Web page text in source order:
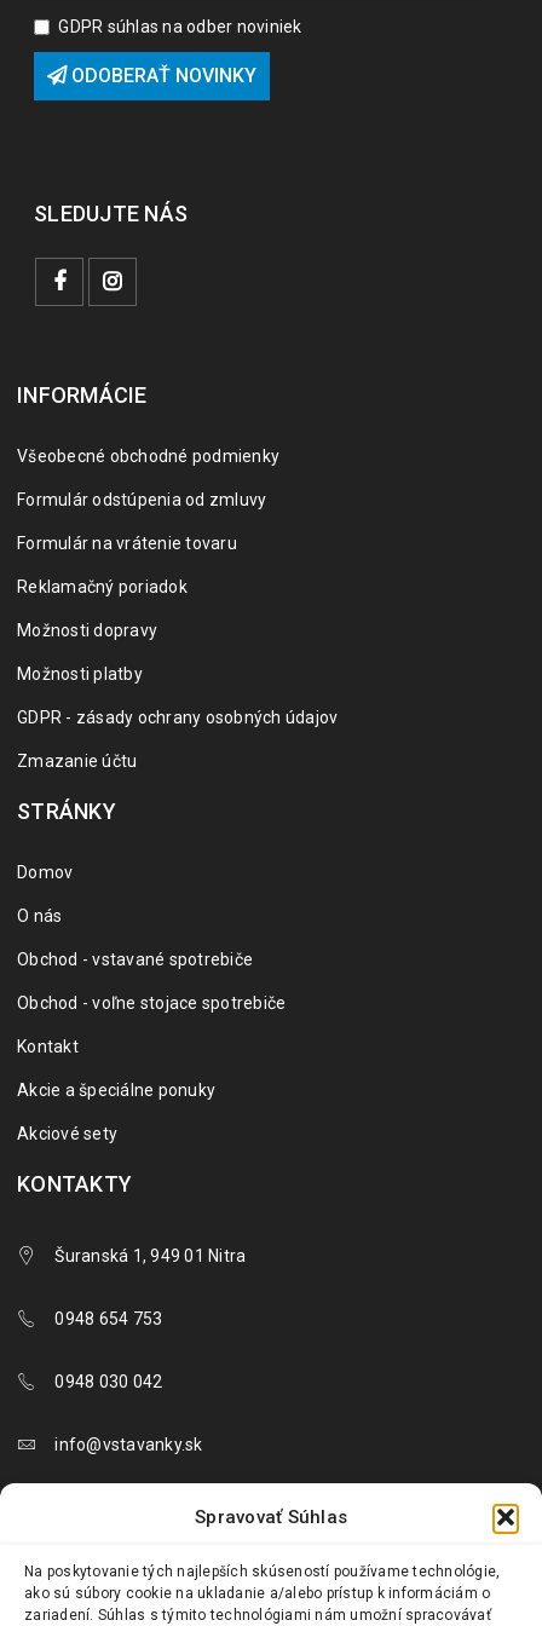
Spravovať Súhlas
Na poskytovanie tých najlepších skúseností používame technológie,
ako sú súbory cookie na ukladanie a/alebo prístup k informáciám o
zariadení. Súhlas s týmito technológiami nám umožní spracovávať
GDPR súhlas na odber noviniek
ODOBERAŤ NOVINKY
SLEDUJTE NÁS
INFORMÁCIE
Všeobecné obchodné podmienky
Formulár odstúpenia od zmluvy
Formulár na vrátenie tovaru
Reklamačný poriadok
Možnosti dopravy
Možnosti platby
GDPR - zásady ochrany osobných údajov
Zmazanie účtu
STRÁNKY
Domov
O nás
Obchod - vstavané spotrebiče
Obchod - voľne stojace spotrebiče
Kontakt
Akcie a špeciálne ponuky
Akciové sety
KONTAKTY
Šuranská 1, 949 01 Nitra
0948 654 753
0948 030 042
info@vstavanky.sk
objednavky@vstavanky.sk
reklamacie@vstavanky.sk